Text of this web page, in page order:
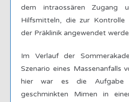
dem intraossären Zugang
Hilfsmitteln, die zur Kontrolle
der Präklinik angewendet
Im Verlauf der
Szenario eines Massenanfalls
hier war es die Aufgabe
geschminkten Mimen in